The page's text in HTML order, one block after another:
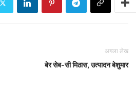
अगला लेख
बेर सेब-सी मिठास, उत्पादन बेशुमार